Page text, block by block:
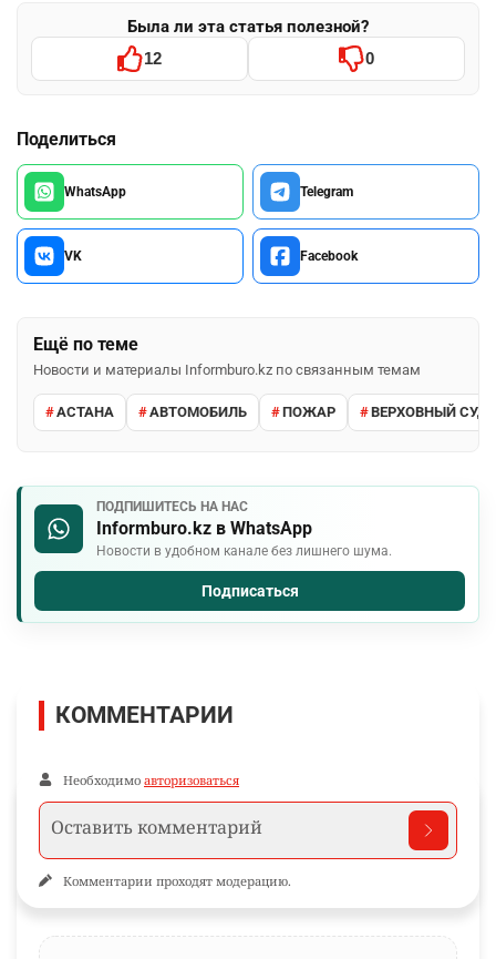
Была ли эта статья полезной?
12 0
Поделиться
WhatsApp Telegram
VK Facebook
Ещё по теме
Новости и материалы Informburo.kz по связанным темам
АСТАНА АВТОМОБИЛЬ ПОЖАР ВЕРХОВНЫЙ СУД
ПОДПИШИТЕСЬ НА НАС
Informburo.kz в WhatsApp
Новости в удобном канале без лишнего шума.
Подписаться
КОММЕНТАРИИ
Необходимо авторизоваться
Комментарии проходят модерацию.